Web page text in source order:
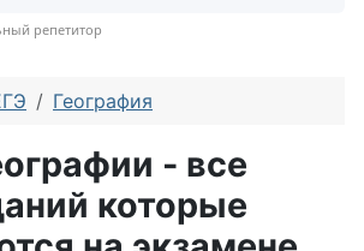
репетитор
География
- все
которые